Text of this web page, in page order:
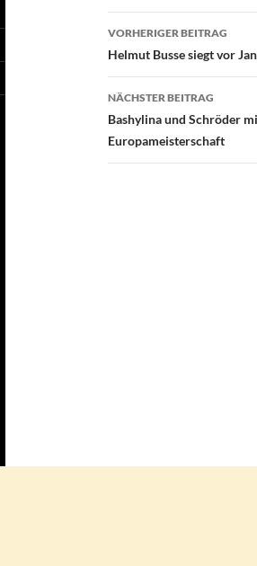
VORHERIGER BEITRAG
Helmut Busse siegt vor
NÄCHSTER BEITRAG
Bashylina und Schröder
Europameisterschaft